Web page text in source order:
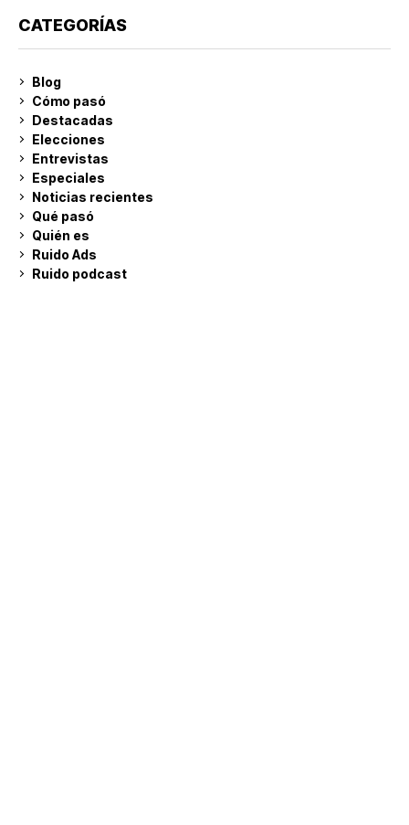
CATEGORÍAS
Blog
Cómo pasó
Destacadas
Elecciones
Entrevistas
Especiales
Noticias recientes
Qué pasó
Quién es
Ruido Ads
Ruido podcast